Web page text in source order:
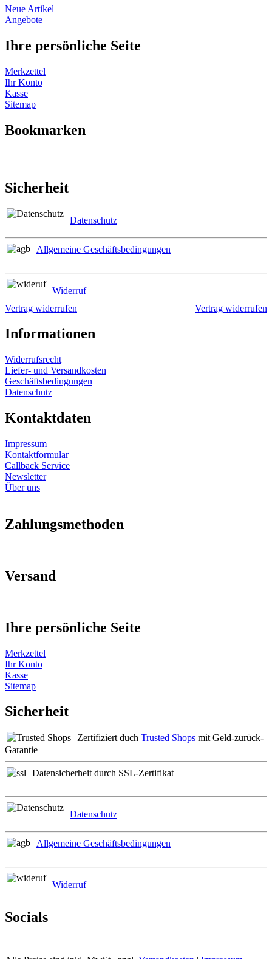
Neue Artikel
Angebote
Ihre persönliche Seite
Merkzettel
Ihr Konto
Kasse
Sitemap
Bookmarken
Sicherheit
Datenschutz
Allgemeine Geschäftsbedingungen
Widerruf
Vertrag widerrufen
Vertrag widerrufen
Informationen
Widerrufsrecht
Liefer- und Versandkosten
Geschäftsbedingungen
Datenschutz
Kontaktdaten
Impressum
Kontaktformular
Callback Service
Newsletter
Über uns
Zahlungsmethoden
Versand
Ihre persönliche Seite
Merkzettel
Ihr Konto
Kasse
Sitemap
Sicherheit
Zertifiziert duch Trusted Shops mit Geld-zurück-
Garantie
Datensicherheit durch SSL-Zertifikat
Datenschutz
Allgemeine Geschäftsbedingungen
Widerruf
Socials